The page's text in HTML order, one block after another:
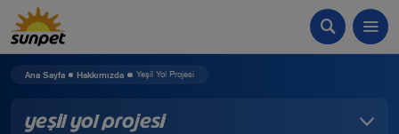
Ana Sayfa Hakkımızda Yeşil Yol Projesi
Yeşil Yol Projesi